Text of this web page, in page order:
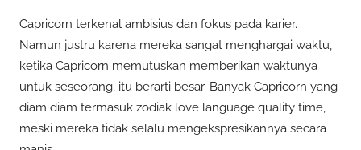
Capricorn terkenal ambisius dan fokus pada karier.
Namun justru karena mereka sangat menghargai waktu,
ketika Capricorn memutuskan memberikan waktunya
untuk seseorang, itu berarti besar. Banyak Capricorn yang
diam diam termasuk zodiak love language quality time,
meski mereka tidak selalu mengekspresikannya secara